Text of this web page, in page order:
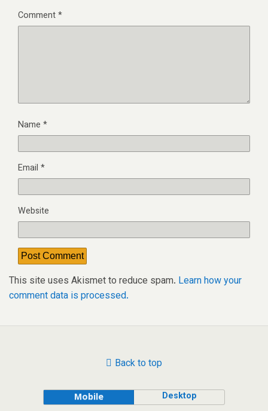
Comment*
Name *
Email *
Website
This site uses Akismet to reduce spam. Learn how your
comment data is processed.
Back to top
Mobile Desktop